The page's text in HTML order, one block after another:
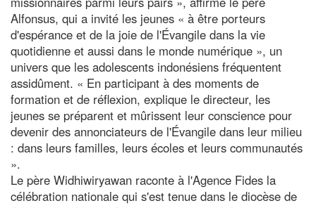
Alfonsus, qui a invité les jeunes « à être porteurs
d'espérance et de la joie de l'Évangile dans la vie
quotidienne et aussi dans le monde numérique », un
univers que les adolescents indonésiens fréquentent
assidûment. « En participant à des moments de
formation et de réflexion, explique le directeur, les
jeunes se préparent et mûrissent leur conscience pour
devenir des annonciateurs de l'Évangile dans leur milieu
: dans leurs familles, leurs écoles et leurs communautés
».
Le père Widhiwiryawan raconte à l'Agence Fides la
célébration nationale qui s'est tenue dans le diocèse de